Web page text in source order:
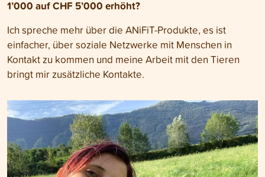
1’000 auf CHF 5’000 erhöht?
Ich spreche mehr über die ANiFiT-Produkte, es ist
einfacher, über soziale Netzwerke mit Menschen in
Kontakt zu kommen und meine Arbeit mit den Tieren
bringt mir zusätzliche Kontakte.